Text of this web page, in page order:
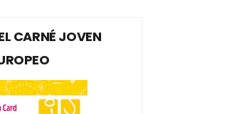
CARNÉ JOVEN